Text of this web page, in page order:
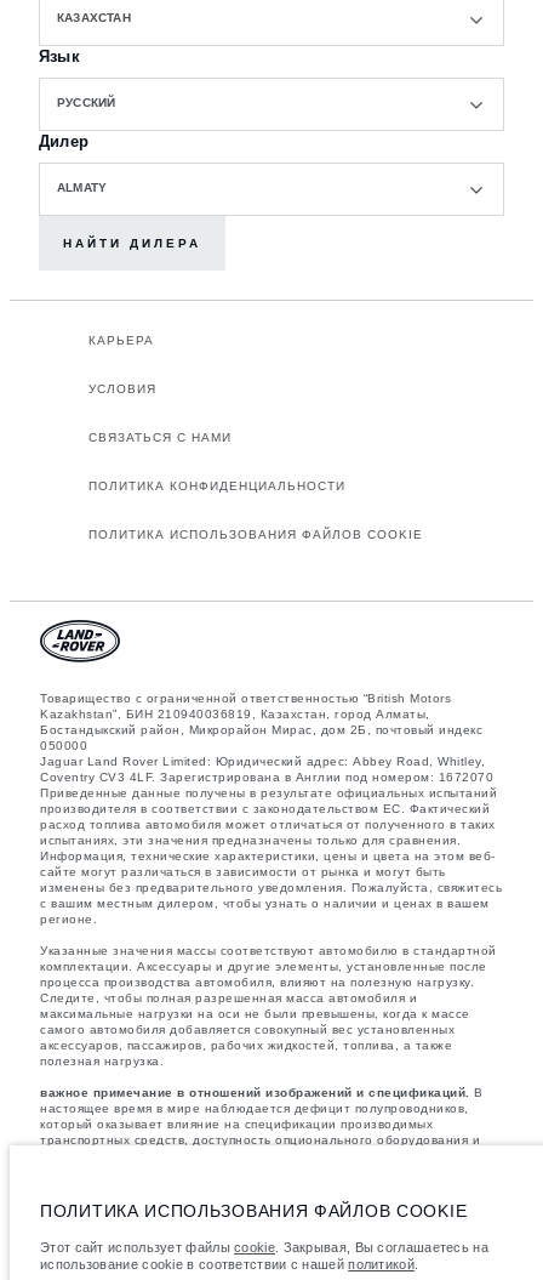
КАЗАХСТАН
Язык
РУССКИЙ
Дилер
ALMATY
НАЙТИ ДИЛЕРА
КАРЬЕРА
УСЛОВИЯ
СВЯЗАТЬСЯ С НАМИ
ПОЛИТИКА КОНФИДЕНЦИАЛЬНОСТИ
ПОЛИТИКА ИСПОЛЬЗОВАНИЯ ФАЙЛОВ COOKIE
Товарищество с ограниченной ответственностью “British Motors
Kazakhstan”, БИН 210940036819, Казахстан, город Алматы,
Бостандыкский район, Микрорайон Мирас, дом 2Б, почтовый индекс
050000
Jaguar Land Rover Limited: Юридический адрес: Abbey Road, Whitley,
Coventry CV3 4LF. Зарегистрирована в Англии под номером: 1672070
Приведенные данные получены в результате официальных испытаний
производителя в соответствии с законодательством ЕС. Фактический
расход топлива автомобиля может отличаться от полученного в таких
испытаниях, эти значения предназначены только для сравнения.
Информация, технические характеристики, цены и цвета на этом веб-
сайте могут различаться в зависимости от рынка и могут быть
изменены без предварительного уведомления. Пожалуйста, свяжитесь
с вашим местным дилером, чтобы узнать о наличии и ценах в вашем
регионе.
Указанные значения массы соответствуют автомобилю в стандартной
комплектации. Аксессуары и другие элементы, установленные после
процесса производства автомобиля, влияют на полезную нагрузку.
Следите, чтобы полная разрешенная масса автомобиля и
максимальные нагрузки на оси не были превышены, когда к массе
самого автомобиля добавляется совокупный вес установленных
аксессуаров, пассажиров, рабочих жидкостей, топлива, а также
полезная нагрузка.
важное примечание в отношений изображений и спецификаций. В
настоящее время в мире наблюдается дефицит полупроводников,
который оказывает влияние на спецификации производимых
транспортных средств, доступность опционального оборудования и
цветовым схемам автомобилей. Подробную информацию о
действующих ограничениях уточняйте у авторизованных дилеров.
Указанные цены включают налог на добавленную стоимость (НДС).
Цены действительны только для моделей 2026 года.
ПОЛИТИКА ИСПОЛЬЗОВАНИЯ ФАЙЛОВ COOKIE
Этот сайт использует файлыcookie. Закрывая, Вы соглашаетесь на
использование cookie в соответствии с нашейполитикой.